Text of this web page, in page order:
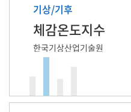
기상/기후
체감온도지수
한국기상산업기술원